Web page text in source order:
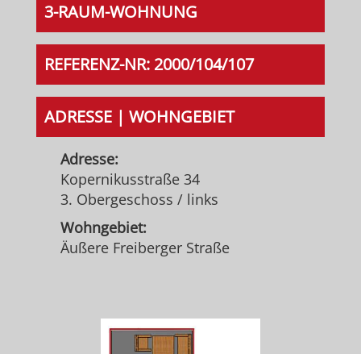
3-RAUM-WOHNUNG
REFERENZ-NR: 2000/104/107
ADRESSE | WOHNGEBIET
Adresse:
Kopernikusstraße 34
3. Obergeschoss / links
Wohngebiet:
Äußere Freiberger Straße